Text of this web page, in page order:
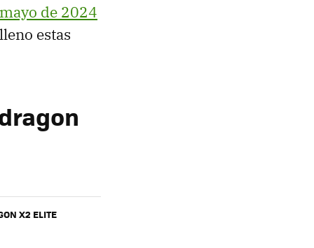
de 2024
estas
X2 ELITE